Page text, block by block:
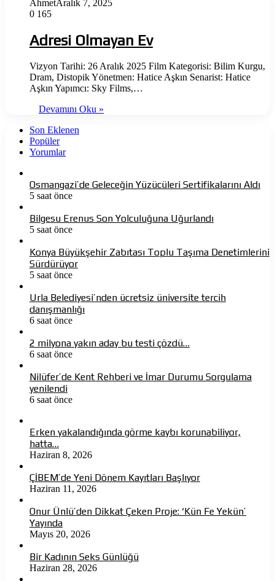
AhmetAralık 7, 2025
0 165
Adresi Olmayan Ev
Vizyon Tarihi: 26 Aralık 2025 Film Kategorisi: Bilim Kurgu,
Dram, Distopik Yönetmen: Hatice Aşkın Senarist: Hatice
Aşkın Yapımcı: Sky Films,…
Devamını Oku »
Son Eklenen
Popüler
Yorumlar
Osmangazi’de Geleceğin Yüzücüleri Sertifikalarını Aldı
5 saat önce
Bilgesu Erenus Son Yolculuğuna Uğurlandı
5 saat önce
Konya Büyükşehir Zabıtası Toplu Taşıma Denetimlerini
Sürdürüyor
5 saat önce
Urla Belediyesi’nden ücretsiz üniversite tercih
danışmanlığı
6 saat önce
2 milyona yakın aday bu testi çözdü…
6 saat önce
Nilüfer’de Kent Rehberi ve İmar Durumu Sorgulama
yenilendi
6 saat önce
Erken yakalandığında görme kaybı korunabiliyor,
hatta…
Haziran 8, 2026
ÇİBEM’de Yeni Dönem Kayıtları Başlıyor
Haziran 11, 2026
Onur Ünlü’den Dikkat Çeken Proje: ‘Kün Fe Yekün’
Yayında
Mayıs 20, 2026
Bir Kadının Seks Günlüğü
Haziran 28, 2026